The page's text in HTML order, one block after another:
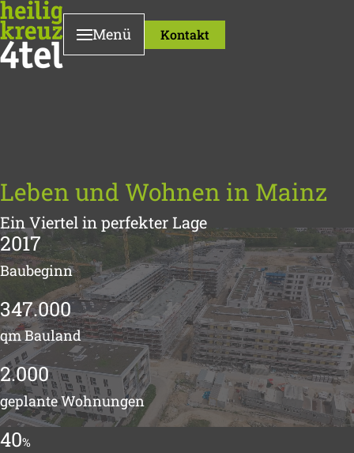
Menü Kontakt
Leben und Wohnen in Mainz
Ein Viertel in perfekter Lage
2017
Baubeginn
347.000
qm Bauland
2.000
geplante Wohnungen
40%